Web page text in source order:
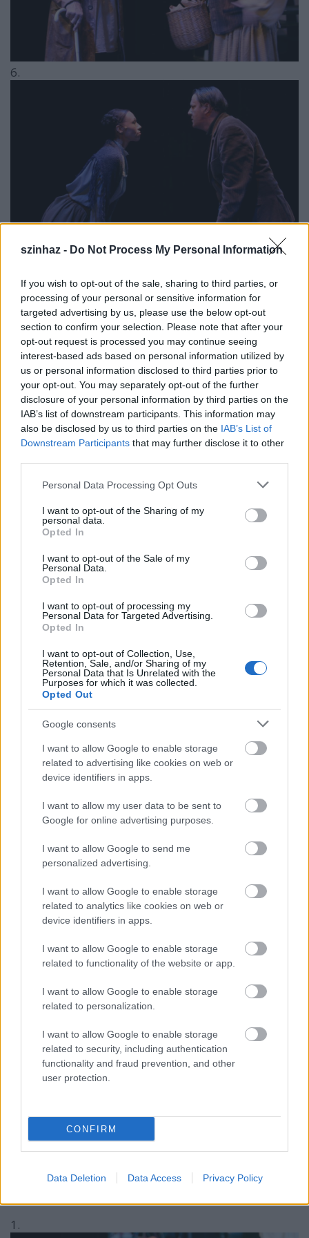
szinhaz - Do Not Process My Personal Information
If you wish to opt-out of the sale, sharing to third parties, or
processing of your personal or sensitive information for
targeted advertising by us, please use the below opt-out
section to confirm your selection. Please note that after your
opt-out request is processed you may continue seeing
interest-based ads based on personal information utilized by
us or personal information disclosed to third parties prior to
your opt-out. You may separately opt-out of the further
disclosure of your personal information by third parties on the
IAB’s list of downstream participants. This information may
also be disclosed by us to third parties on the IAB’s List of
Downstream Participants that may further disclose it to other
Please note that this website/app uses one or more Google
not limited to your visit or usage behaviour. You may click to
grant or deny consent to Google and its third-party tags to
use your data for below specified purposes in below Google
consent section.
Personal Data Processing Opt Outs
I want to opt-out of the Sharing of my
personal data.
Opted In
I want to opt-out of the Sale of my
Personal Data.
Opted In
I want to opt-out of processing my
Personal Data for Targeted Advertising.
Opted In
I want to opt-out of Collection, Use,
Retention, Sale, and/or Sharing of my
Personal Data that Is Unrelated with the
Purposes for which it was collected.
Opted Out
Google consents
I want to allow Google to enable storage
related to advertising like cookies on web or
device identifiers in apps.
I want to allow my user data to be sent to
Google for online advertising purposes.
I want to allow Google to send me
personalized advertising.
I want to allow Google to enable storage
related to analytics like cookies on web or
device identifiers in apps.
I want to allow Google to enable storage
related to functionality of the website or app.
I want to allow Google to enable storage
related to personalization.
I want to allow Google to enable storage
related to security, including authentication
functionality and fraud prevention, and other
user protection.
CONFIRM
Data Deletion Data Access Privacy Policy
6.
METIS
pop eposz (oratorikus változat)
A musicalről:
Van ebben kémtörténet, környezetvédelem,
anarchizmus, szerelem. Aktuális, mai téma. A nagy
fiatalok lázadásáig. A rockos hangzású zene
igényes, eredeti. A fiatal, pályája elején álló
zeneszerző-szövegíróra érdemes figyelni.
Szereplők:
Németh Gábor, Ruzicska László, Sándor Dávid,
Simon Boglárka, Várady Viktória
Rendező:Pesty-Nagy Kati
A Metis bemutatkozása képekben
1.